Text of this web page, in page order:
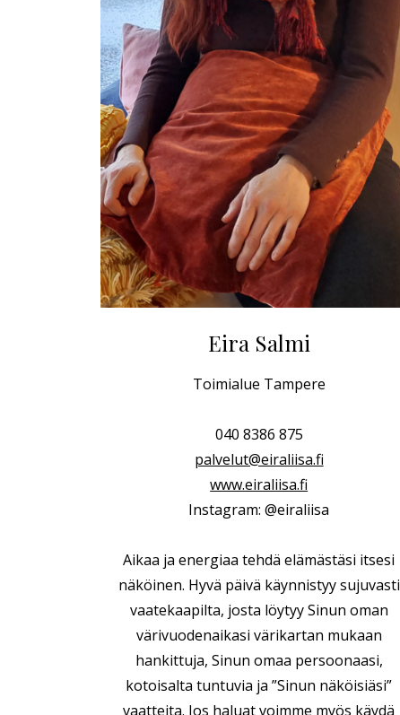
Eira Salmi
Toimialue Tampere
040 8386 875
palvelut@eiraliisa.fi
www.eiraliisa.fi
Instagram: @eiraliisa
Aikaa ja energiaa tehdä elämästäsi itsesi
näköinen. Hyvä päivä käynnistyy sujuvasti
vaatekaapilta, josta löytyy Sinun oman
värivuodenaikasi värikartan mukaan
hankittuja, Sinun omaa persoonaasi,
kotoisalta tuntuvia ja ”Sinun näköisiäsi”
vaatteita. Jos haluat voimme myös käydä